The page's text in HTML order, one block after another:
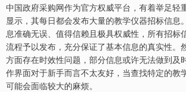
中国政府采购网作为官方权威平台，有着举足轻
显示，其每日都会发布大量的教学仪器招标信息
息准确无误、值得信赖且极具权威性，所有招标
流程予以发布，充分保证了基本信息的真实性。
方面存在时效性问题，部分信息或许无法做到及
作界面对于新手而言不太友好，当查找特定的教
可能会面临较大的麻烦。